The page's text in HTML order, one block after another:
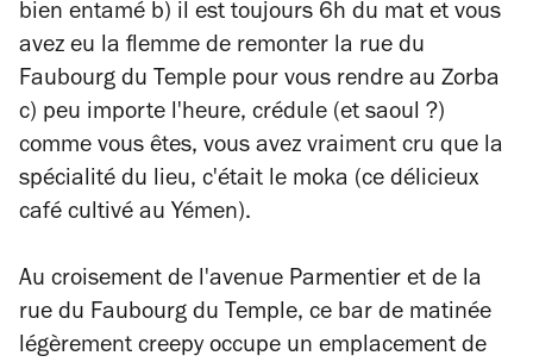
bien entamé b) il est toujours 6h du mat et vous
avez eu la flemme de remonter la rue du
Faubourg du Temple pour vous rendre au Zorba
c) peu importe l'heure, crédule (et saoul ?)
comme vous êtes, vous avez vraiment cru que la
spécialité du lieu, c'était le moka (ce délicieux
café cultivé au Yémen).
Au croisement de l'avenue Parmentier et de la
rue du Faubourg du Temple, ce bar de matinée
légèrement creepyoccupe un emplacement de